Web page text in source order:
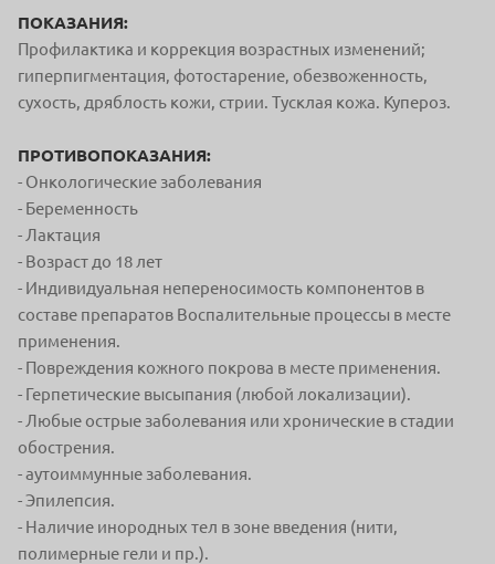
ПОКАЗАНИЯ:
Профилактика и коррекция возрастных изменений;
гиперпигментация, фотостарение, обезвоженность,
сухость, дряблость кожи, стрии. Тусклая кожа. Купероз.
ПРОТИВОПОКАЗАНИЯ:
- Онкологические заболевания
- Беременность
- Лактация
- Возраст до 18 лет
- Индивидуальная непереносимость компонентов в
составе препаратов Воспалительные процессы в месте
применения.
- Повреждения кожного покрова в месте применения.
- Герпетические высыпания (любой локализации).
- Любые острые заболевания или хронические в стадии
обострения.
- аутоиммунные заболевания.
- Эпилепсия.
- Наличие инородных тел в зоне введения (нити,
полимерные гели и пр.).